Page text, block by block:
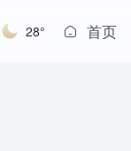
28° 首页